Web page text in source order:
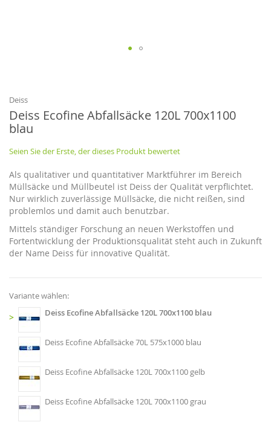
Bildgalerie
springen
Deiss
Deiss Ecofine Abfallsäcke 120L 700x1100
blau
Seien Sie der Erste, der dieses Produkt bewertet
Als qualitativer und quantitativer Marktführer im Bereich
Müllsäcke und Müllbeutel ist Deiss der Qualität verpflichtet.
Nur wirklich zuverlässige Müllsäcke, die nicht reißen, sind
problemlos und damit auch benutzbar.
Mittels ständiger Forschung an neuen Werkstoffen und
Fortentwicklung der Produktionsqualität steht auch in Zukunft
der Name Deiss für innovative Qualität.
Variante wählen:
> Deiss Ecofine Abfallsäcke 120L 700x1100 blau
Deiss Ecofine Abfallsäcke 70L 575x1000 blau
Deiss Ecofine Abfallsäcke 120L 700x1100 gelb
Deiss Ecofine Abfallsäcke 120L 700x1100 grau